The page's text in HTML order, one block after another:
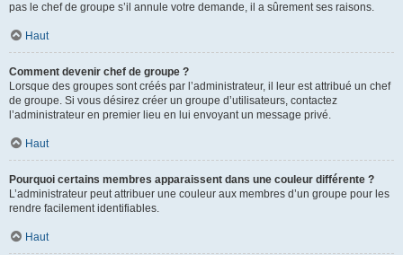
pas le chef de groupe s’il annule votre demande, il a sûrement ses raisons.
Haut
Comment devenir chef de groupe ?
Lorsque des groupes sont créés par l’administrateur, il leur est attribué un chef
de groupe. Si vous désirez créer un groupe d’utilisateurs, contactez
l’administrateur en premier lieu en lui envoyant un message privé.
Haut
Pourquoi certains membres apparaissent dans une couleur différente ?
L’administrateur peut attribuer une couleur aux membres d’un groupe pour les
rendre facilement identifiables.
Haut